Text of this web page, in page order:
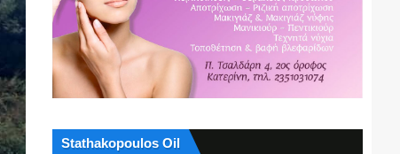
Stathakopoulos Oil